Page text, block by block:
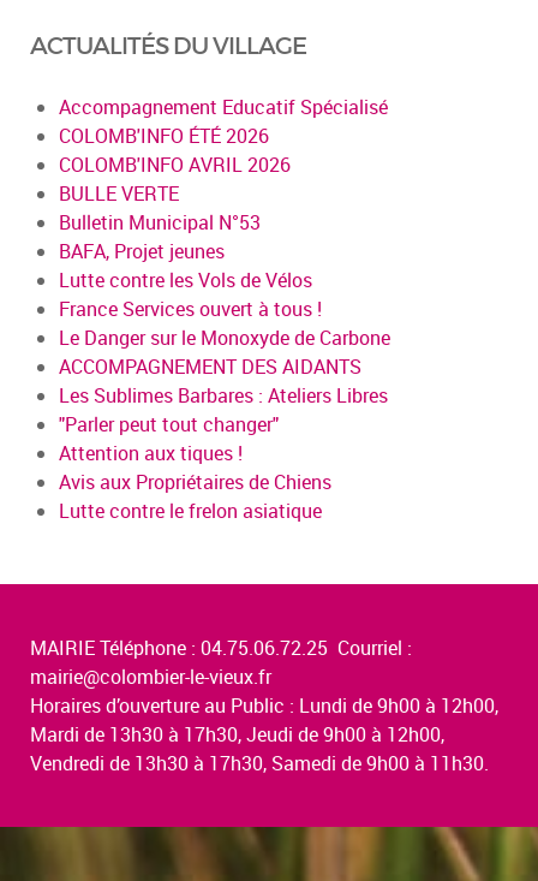
ACTUALITÉS DU VILLAGE
Accompagnement Educatif Spécialisé
COLOMB'INFO ÉTÉ 2026
COLOMB'INFO AVRIL 2026
BULLE VERTE
Bulletin Municipal N°53
BAFA, Projet jeunes
Lutte contre les Vols de Vélos
France Services ouvert à tous !
Le Danger sur le Monoxyde de Carbone
ACCOMPAGNEMENT DES AIDANTS
Les Sublimes Barbares : Ateliers Libres
"Parler peut tout changer"
Attention aux tiques !
Avis aux Propriétaires de Chiens
Lutte contre le frelon asiatique
MAIRIE Téléphone : 04.75.06.72.25 Courriel :
mairie@colombier-le-vieux.fr
Horaires d’ouverture au Public : Lundi de 9h00 à 12h00,
Mardi de 13h30 à 17h30, Jeudi de 9h00 à 12h00,
Vendredi de 13h30 à 17h30, Samedi de 9h00 à 11h30.